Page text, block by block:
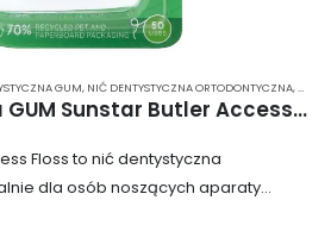
GUM, NIĆ DENTYSTYCZNA ORTODONTYCZNA,
Nić dentystyczna GUM Sunstar Butler Access Floss
Floss to nić dentystyczna
dla osób noszących aparaty
i korony. Jej unikalna